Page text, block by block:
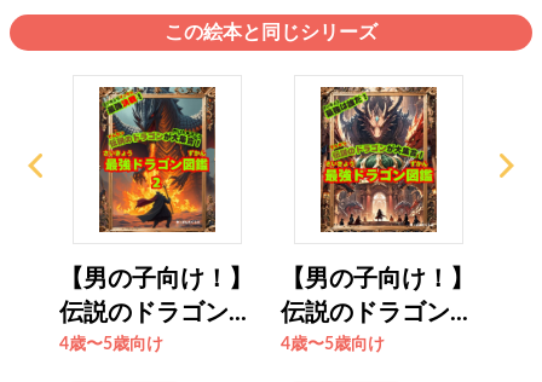
この絵本と同じシリーズ
【男の子向け！】
伝説のドラゴン...
4歳〜5歳向け
【男の子向け！】
伝説のドラゴン...
4歳〜5歳向け